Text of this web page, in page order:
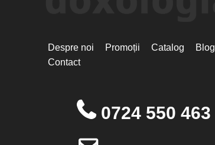
Despre noi Promoții Catalog
Blog
Contact
0724 550 463